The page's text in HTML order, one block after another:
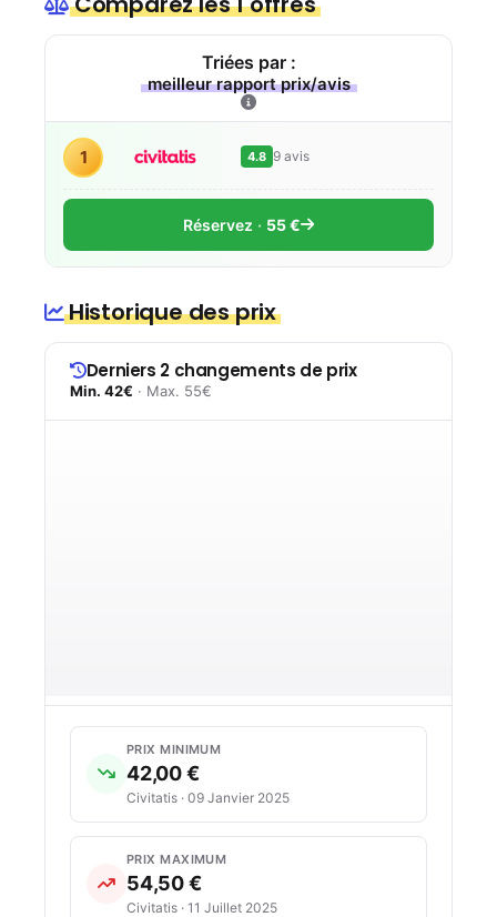
Triées par :
meilleur rapport prix/avis
1 4.8 9 avis
Réservez 55 €
Historique des prix
Derniers 2 changements de prix
Min. 42€ · Max. 55€
PRIX MINIMUM
42,00 €
Civitatis · 09 Janvier 2025
PRIX MAXIMUM
54,50 €
Civitatis · 11 Juillet 2025